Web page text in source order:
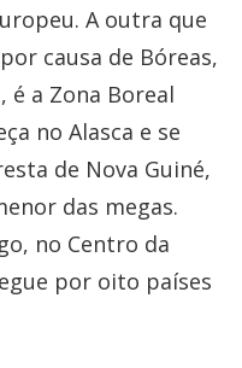
A outra que
causa de Bóreas,
é a Zona Boreal
no Alasca e se
de Nova Guiné,
das megas.
no Centro da
por oito países